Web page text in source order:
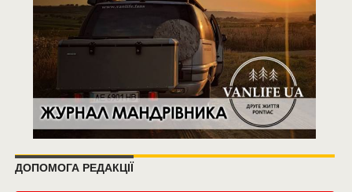
ДОПОМОГА РЕДАКЦІЇ